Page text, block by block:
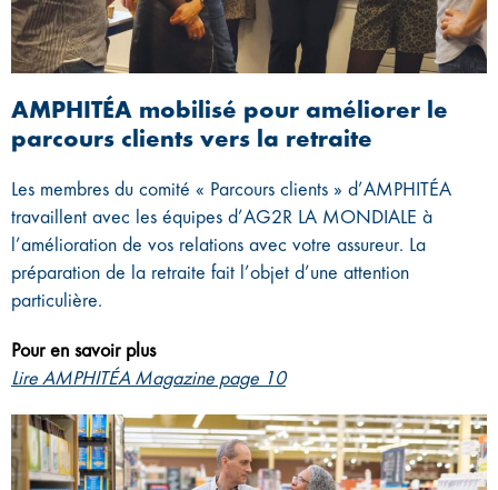
AMPHITÉA mobilisé pour améliorer le
parcours clients vers la retraite
Les membres du comité « Parcours clients » d’AMPHITÉA
travaillent avec les équipes d’AG2R LA MONDIALE à
l’amélioration de vos relations avec votre assureur. La
préparation de la retraite fait l’objet d’une attention
particulière.
Pour en savoir plus
Lire AMPHITÉA Magazine page 10